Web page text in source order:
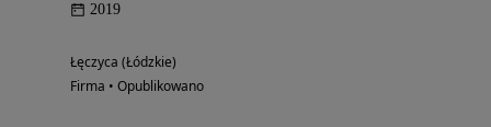
2019
Łęczyca (Łódzkie)
Firma • Opublikowano